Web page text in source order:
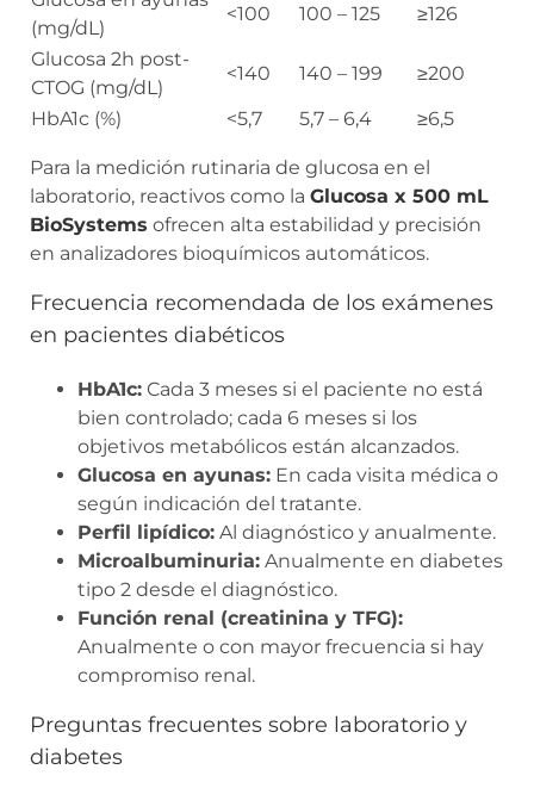
(mg/dL)
<100 100 – 125
≥126
Glucosa 2h post-
CTOG (mg/dL)
<140 140 – 199
≥200
HbA1c (%)
<5,7 5,7 – 6,4 ≥6,5
Para la medición rutinaria de glucosa en el
laboratorio, reactivos como la Glucosa x 500 mL
BioSystems ofrecen alta estabilidad y precisión
en analizadores bioquímicos automáticos.
Frecuencia recomendada de los exámenes
en pacientes diabéticos
HbA1c: Cada 3 meses si el paciente no está
bien controlado; cada 6 meses si los
objetivos metabólicos están alcanzados.
Glucosa en ayunas: En cada visita médica o
según indicación del tratante.
Perfil lipídico: Al diagnóstico y anualmente.
Microalbuminuria: Anualmente en diabetes
tipo 2 desde el diagnóstico.
Función renal (creatinina y TFG):
Anualmente o con mayor frecuencia si hay
compromiso renal.
Preguntas frecuentes sobre laboratorio y
diabetes